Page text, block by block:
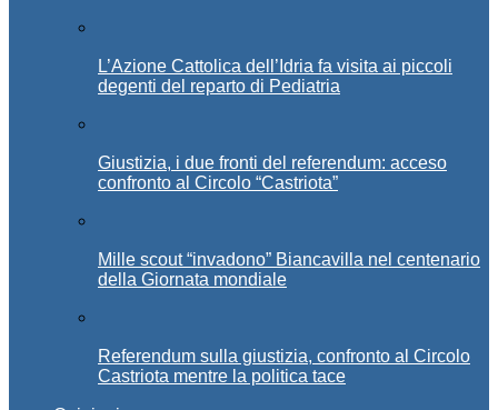
L’Azione Cattolica dell’Idria fa visita ai piccoli
degenti del reparto di Pediatria
Giustizia, i due fronti del referendum: acceso
confronto al Circolo “Castriota”
Mille scout “invadono” Biancavilla nel centenario
della Giornata mondiale
Referendum sulla giustizia, confronto al Circolo
Castriota mentre la politica tace